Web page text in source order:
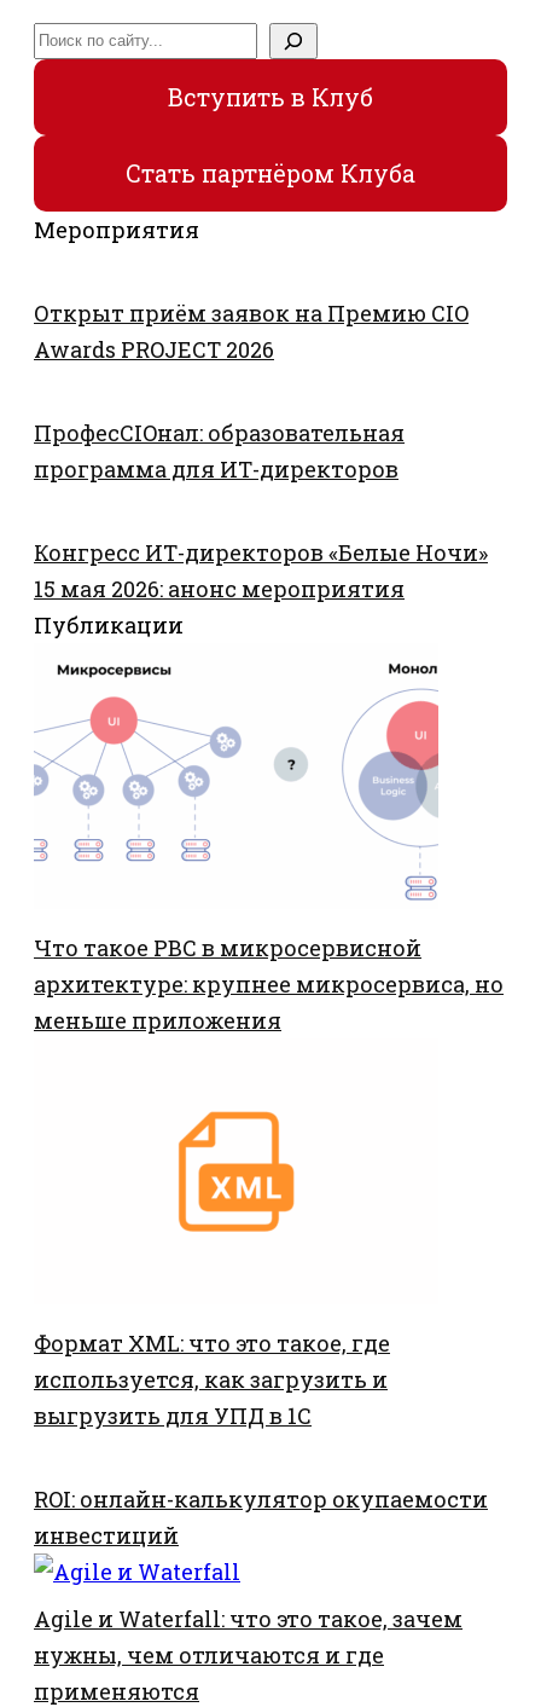
Поиск
Вступить в Клуб
Стать партнёром Клуба
Мероприятия
Открыт приём заявок на Премию CIO
Awards PROJECT 2026
ПрофесCIOнал: образовательная
программа для ИТ-директоров
Конгресс ИТ-директоров «Белые Ночи»
15 мая 2026: анонс мероприятия
Публикации
Что такое PBC в микросервисной
архитектуре: крупнее микросервиса, но
меньше приложения
Формат XML: что это такое, где
используется, как загрузить и
выгрузить для УПД в 1С
ROI: онлайн-калькулятор окупаемости
инвестиций
Agile и Waterfall: что это такое, зачем
нужны, чем отличаются и где
применяются